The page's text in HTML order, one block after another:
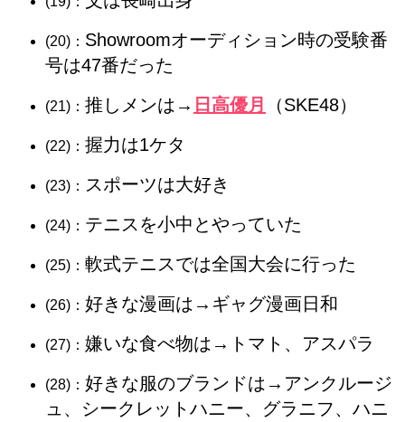
(20)： Showroomオーディション時の受験番
号は47番だった
(21)： 推しメンは→ 日高優月 （SKE48）
(22)： 握力は1ケタ
(23)： スポーツは大好き
(24)： テニスを小中とやっていた
(25)： 軟式テニスでは全国大会に行った
(26)： 好きな漫画は→ギャグ漫画日和
(27)： 嫌いな食べ物は→トマト、アスパラ
(28)： 好きな服のブランドは→アンクルージ
ュ、シークレットハニー、グラニフ、ハニ